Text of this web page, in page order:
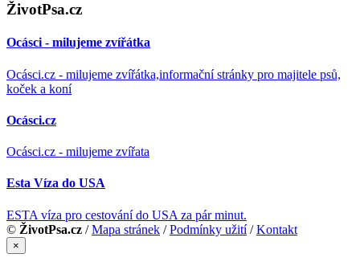
ŽivotPsa.cz
Ocásci - milujeme zvířátka
Ocásci.cz - milujeme zvířátka,informační stránky pro majitele psů,
koček a koní
Ocásci.cz
Ocásci.cz - milujeme zvířata
Esta Víza do USA
ESTA víza pro cestování do USA za pár minut.
© ŽivotPsa.cz /Mapa stránek /Podmínky užití/Kontakt
×